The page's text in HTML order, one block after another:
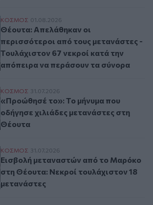
Θέουτα: Απελάθηκαν οι περισσότεροι
ΚΟΣΜΟΣ 01.08.2026
Θέουτα: Απελάθηκαν οι
περισσότεροι από τους μετανάστες -
Τουλάχιστον 67 νεκροί κατά την
απόπειρα να περάσουν τα σύνορα
«Προώθησέ το»: Το μήνυμα που οδήγησε
ΚΟΣΜΟΣ 31.07.2026
«Προώθησέ το»: Το μήνυμα που
οδήγησε χιλιάδες μετανάστες στη
Θέουτα
Εισβολή μεταναστών από το Μαρόκο στη
ΚΟΣΜΟΣ 31.07.2026
Εισβολή μεταναστών από το Μαρόκο
στη Θέουτα: Νεκροί τουλάχιστον 18
μετανάστες